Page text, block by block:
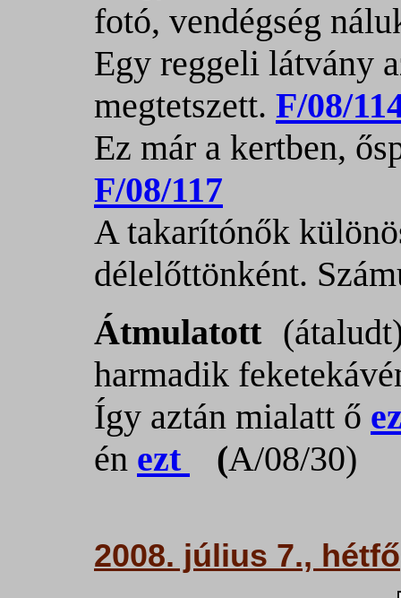
fotó, vendégség
Egy reggeli látvány
megtetszett. F/08/
Ez már a kertben,
F/08/117
A takarítónők
délelőttönként.
Átmulatott
harmadik
Így aztán mialatt ő
én ezt (A/08/30)
2008. július 7., hétfő